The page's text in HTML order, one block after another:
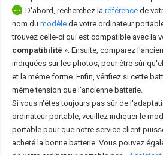
D'abord, recherchez la référence de
nom du modèle de votre ordinateur
trouvez celle-ci qui est compatible avec la
compatibilité ». Ensuite, comparez
indiquées sur les photos, pour être sûr
et la même forme. Enfin, vérifiez si cette
même tension que l'ancienne batterie.
Si vous n'êtes toujours pas sûr de
ordinateur portable, veuillez indiquer le
portable pour que notre service client
acheté la bonne batterie. Vous pouvez